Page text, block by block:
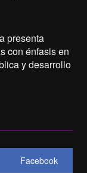
presenta
con énfasis en
y desarrollo
Facebook